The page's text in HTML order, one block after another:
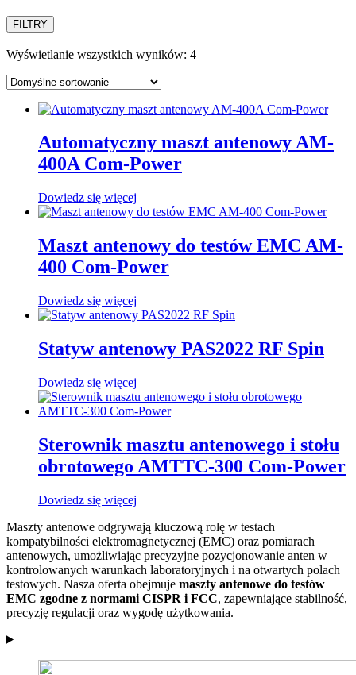
FILTRY
Wyświetlanie wszystkich wyników: 4
Automatyczny maszt antenowy AM-
400A Com-Power
Dowiedz się więcej
Maszt antenowy do testów EMC AM-
400 Com-Power
Dowiedz się więcej
Statyw antenowy PAS2022 RF Spin
Dowiedz się więcej
Sterownik masztu antenowego i stołu
obrotowego AMTTC-300 Com-Power
Dowiedz się więcej
Maszty antenowe odgrywają kluczową rolę w testach
kompatybilności elektromagnetycznej (EMC) oraz pomiarach
antenowych, umożliwiając precyzyjne pozycjonowanie anten w
kontrolowanych warunkach laboratoryjnych i na otwartych polach
testowych. Nasza oferta obejmuje maszty antenowe do testów
EMC zgodne z normami CISPR i FCC, zapewniające stabilność,
precyzję regulacji oraz wygodę użytkowania.